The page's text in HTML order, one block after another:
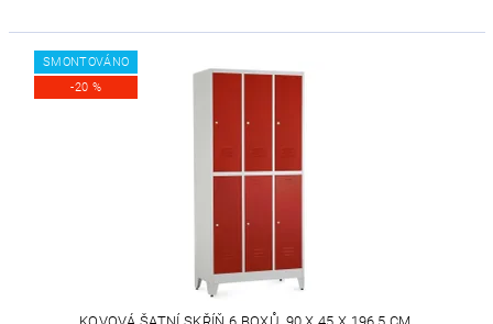
SMONTOVÁNO
-20 %